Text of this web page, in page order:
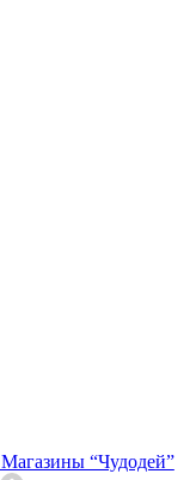
Магазины “Чудодей”